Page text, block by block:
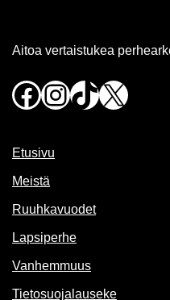
Aitoa vertaistukea
Facebook
Instagram
TikTok
X
Etusivu
Meistä
Ruuhkavuodet
Lapsiperhe
Vanhemmuus
Tietosuojalauseke